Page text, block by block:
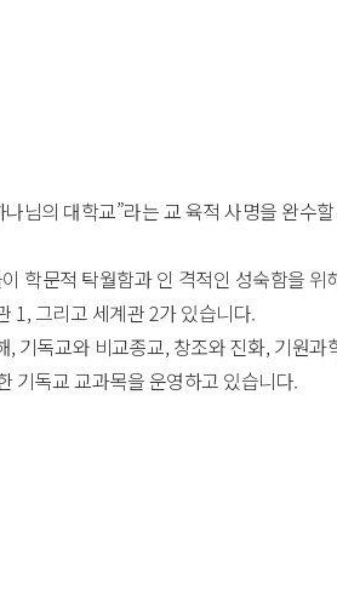
님의 대학교”라는 교 육적 사명을 완수
학문적 탁월함과 인 격적인 성숙함을
1, 그리고 세계관 2가 있습니다.
독교와 비교종교, 창조와 진화, 기원
기독교 교과목을 운영하고 있습니다.